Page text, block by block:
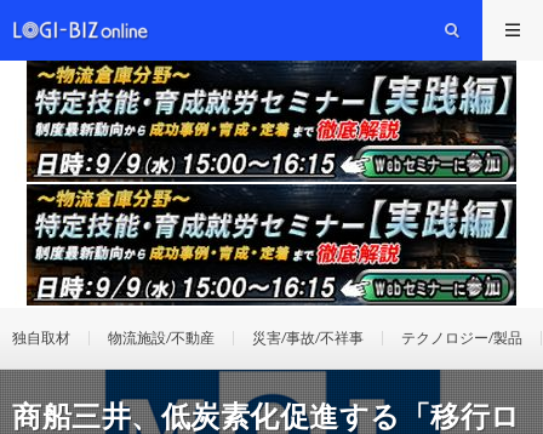
独自取材 物流施設/不動産 災害/事故/不祥事 テクノロジー/製品
商船三井、低炭素化促進する「移行ロ